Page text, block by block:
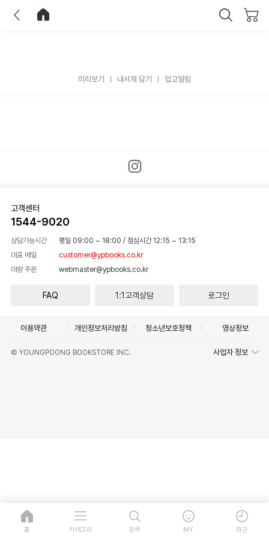
미리보기 내서재 담기 입고알림
고객센터
1544-9020
상담가능시간 평일 09:00 ~ 18:00 / 점심시간 12:15 ~ 13:15
대표 메일
customer@ypbooks.co.kr
대량 주문
webmaster@ypbooks.co.kr
FAQ 1:1고객상담 로그인
이용약관 개인정보처리방침 청소년보호정책 영상정보
© YOUNGPOONG BOOKSTORE INC. 사업자 정보
홈 카테고리 검색 MY 최근